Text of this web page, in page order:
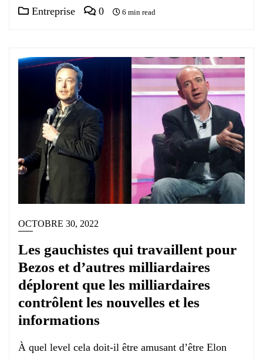
Entreprise 0 6 min read
OCTOBRE 30, 2022
Les gauchistes qui travaillent pour
Bezos et d’autres milliardaires
déplorent que les milliardaires
contrôlent les nouvelles et les
informations
À quel level cela doit-il être amusant d’être Elon